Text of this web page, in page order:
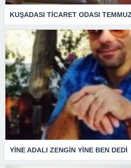
YİNE ADALI ZENGİN YİNE BEN DEDİ